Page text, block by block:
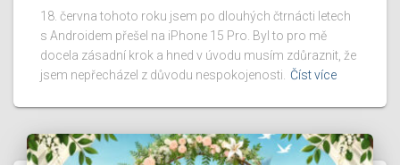
18. června tohoto roku jsem po dlouhých čtrnácti letech
s Androidem přešel na iPhone 15 Pro. Byl to pro mě
docela zásadní krok a hned v úvodu musím zdůraznit, že
jsem nepřecházel z důvodu nespokojenosti. Číst více